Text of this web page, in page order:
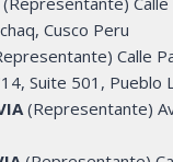
Cusco Peru
Calle
Suite 501, Pueblo
(Representante)